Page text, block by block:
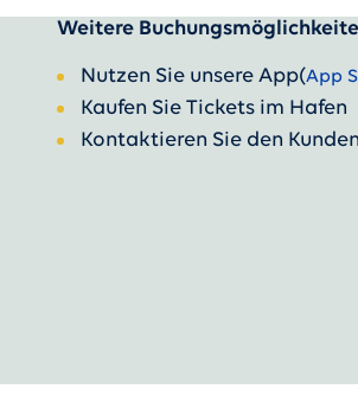
Weitere
Nutzen Sie unsere App(App
Kaufen Sie Tickets im Hafen
Kontaktieren Sie den